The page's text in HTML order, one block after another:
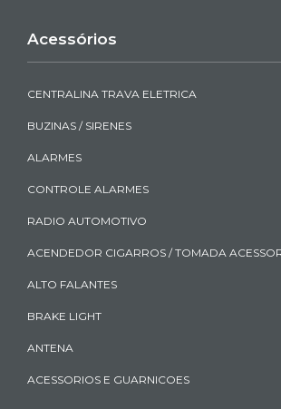
Acessórios
CENTRALINA TRAVA ELETRICA
BUZINAS / SIRENES
ALARMES
CONTROLE ALARMES
RADIO AUTOMOTIVO
ACENDEDOR CIGARROS / TOMADA
ALTO FALANTES
BRAKE LIGHT
ANTENA
ACESSORIOS E GUARNICOES